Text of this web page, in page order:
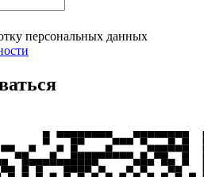
персональных данных